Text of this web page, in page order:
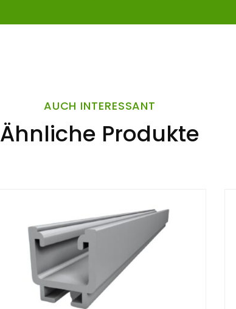
AUCH INTERESSANT
Ähnliche Produkte